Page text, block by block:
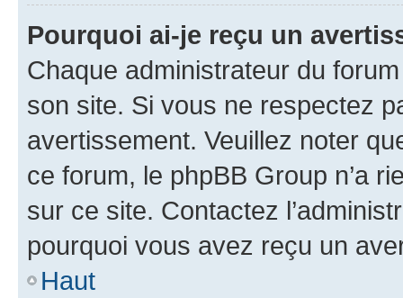
Pourquoi ai-je reçu un
Chaque administrateur du
son site. Si vous ne respectez
avertissement. Veuillez noter
ce forum, le phpBB Group n’a
sur ce site. Contactez
pourquoi vous avez reçu un
Haut